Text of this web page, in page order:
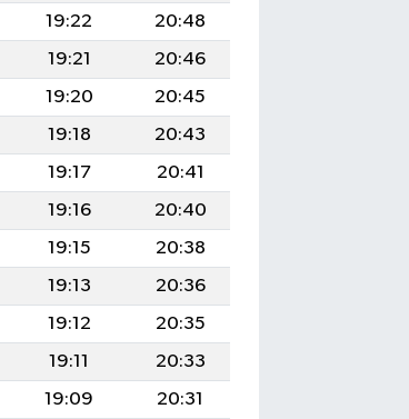
19:22
20:48
19:21
20:46
19:20
20:45
19:18
20:43
19:17
20:41
19:16
20:40
19:15
20:38
19:13
20:36
19:12
20:35
19:11
20:33
19:09
20:31